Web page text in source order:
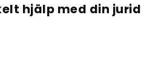
hjälp med din